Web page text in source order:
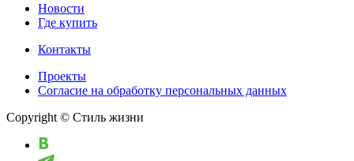
Новости
Где купить
Контакты
Проекты
Cогласие на обработку персональных данных
Copyright © Стиль жизни